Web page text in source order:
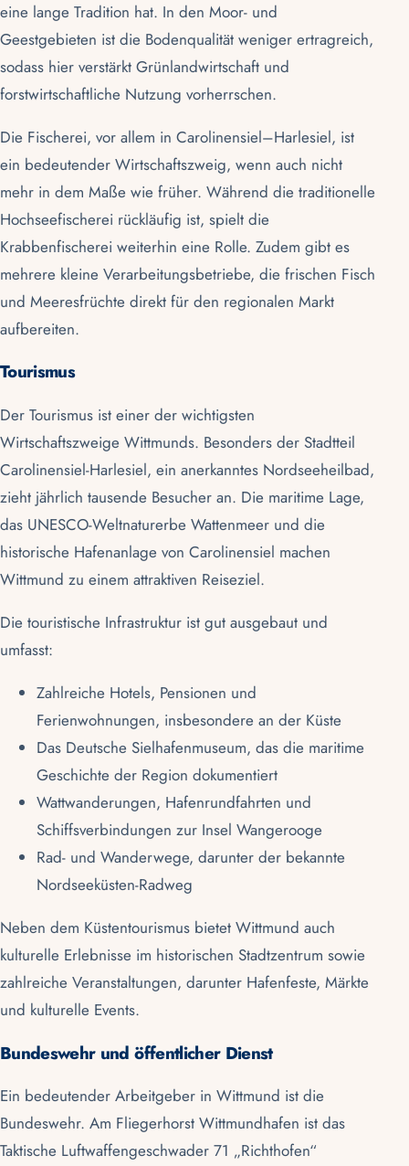
eine lange Tradition hat. In den Moor- und
Geestgebieten ist die Bodenqualität weniger ertragreich,
sodass hier verstärkt Grünlandwirtschaft und
forstwirtschaftliche Nutzung vorherrschen.
Die Fischerei, vor allem in Carolinensiel–Harlesiel, ist
ein bedeutender Wirtschaftszweig, wenn auch nicht
mehr in dem Maße wie früher. Während die traditionelle
Hochseefischerei rückläufig ist, spielt die
Krabbenfischerei weiterhin eine Rolle. Zudem gibt es
mehrere kleine Verarbeitungsbetriebe, die frischen Fisch
und Meeresfrüchte direkt für den regionalen Markt
aufbereiten.
Tourismus
Der Tourismus ist einer der wichtigsten
Wirtschaftszweige Wittmunds. Besonders der Stadtteil
Carolinensiel-Harlesiel, ein anerkanntes Nordseeheilbad,
zieht jährlich tausende Besucher an. Die maritime Lage,
das UNESCO-Weltnaturerbe Wattenmeer und die
historische Hafenanlage von Carolinensiel machen
Wittmund zu einem attraktiven Reiseziel.
Die touristische Infrastruktur ist gut ausgebaut und
umfasst:
Zahlreiche Hotels, Pensionen und
Ferienwohnungen, insbesondere an der Küste
Das Deutsche Sielhafenmuseum, das die maritime
Geschichte der Region dokumentiert
Wattwanderungen, Hafenrundfahrten und
Schiffsverbindungen zur Insel Wangerooge
Rad- und Wanderwege, darunter der bekannte
Nordseeküsten-Radweg
Neben dem Küstentourismus bietet Wittmund auch
kulturelle Erlebnisse im historischen Stadtzentrum sowie
zahlreiche Veranstaltungen, darunter Hafenfeste, Märkte
und kulturelle Events.
Bundeswehr und öffentlicher Dienst
Ein bedeutender Arbeitgeber in Wittmund ist die
Bundeswehr. Am Fliegerhorst Wittmundhafen ist das
Taktische Luftwaffengeschwader 71 „Richthofen“